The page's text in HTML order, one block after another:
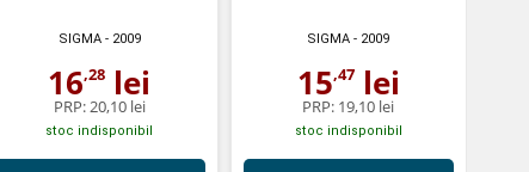
SIGMA- 2009
16,28 lei
PRP:20,10 lei
stoc indisponibil
SIGMA - 2009
15,47lei
PRP: 19,10 lei
stoc indisponibil